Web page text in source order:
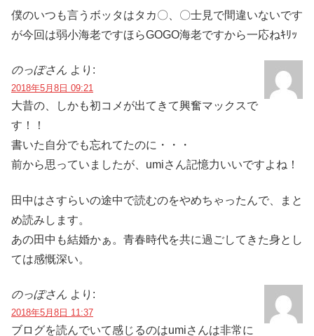
僕のいつも言うボッタはタカ〇、〇士見で間違いないです
が今回は弱小海老ですほらGOGO海老ですから一応ねｷﾘｯ
のっぽさん より:
2018年5月8日 09:21
大昔の、しかも初コメが出てきて興奮マックスで
す！！
書いた自分でも忘れてたのに・・・
前から思っていましたが、umiさん記憶力いいですよね！
田中はさすらいの途中で読むのをやめちゃったんで、まと
め読みします。
あの田中も結婚かぁ。青春時代を共に過ごしてきた身とし
ては感慨深い。
のっぽさん より:
2018年5月8日 11:37
ブログを読んでいて感じるのはumiさんは非常に